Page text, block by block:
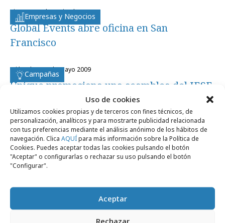
Uso de cookies
Utilizamos cookies propias y de terceros con fines técnicos, de
personalización, analíticos y para mostrarte publicidad relacionada
con tus preferencias mediante el análisis anónimo de los hábitos de
navegación. Clica AQUÍpara más información sobre la Política de
Cookies. Puedes aceptar todas las cookies pulsando el botón
"Aceptar" o configurarlas o rechazar su uso pulsando el botón
"Configurar".
Aceptar
Rechazar
Empresas y Negocios
viernes, 11 de noviembre 2011
Global Events abre oficina en San
Francisco
Campañas
miércoles, 20 de mayo 2009
Unique promociona una asamblea del IESE
Artículos recientes